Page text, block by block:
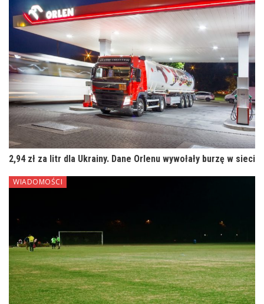
2,94 zł za litr dla Ukrainy. Dane Orlenu wywołały burzę w sieci
WIADOMOŚCI